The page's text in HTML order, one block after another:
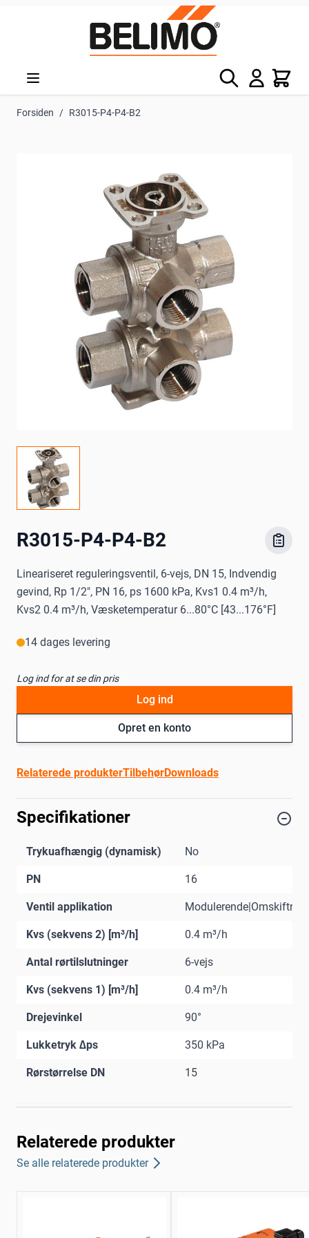
Søg Kurv
Forsiden / R3015-P4-P4-B2
R3015-P4-P4-B2
Lineariseret reguleringsventil, 6-vejs, DN 15, Indvendig
gevind, Rp 1/2", PN 16, ps 1600 kPa, Kvs1 0.4 m³/h,
Kvs2 0.4 m³/h, Væsketemperatur 6...80°C [43...176°F]
14 dages levering
Log ind for at se din pris
Opret en konto
Log ind
Relaterede produkterTilbehørDownloads
Specifikationer
Trykuafhængig (dynamisk) No
PN 16
Ventil applikation
Kvs (sekvens 2) [m³/h] 0.4 m³/h
Antal rørtilslutninger 6-vejs
Kvs (sekvens 1) [m³/h] 0.4 m³/h
Drejevinkel 90°
Lukketryk ∆ps 350 kPa
Rørstørrelse DN 15
Relaterede produkter
Se alle relaterede produkter